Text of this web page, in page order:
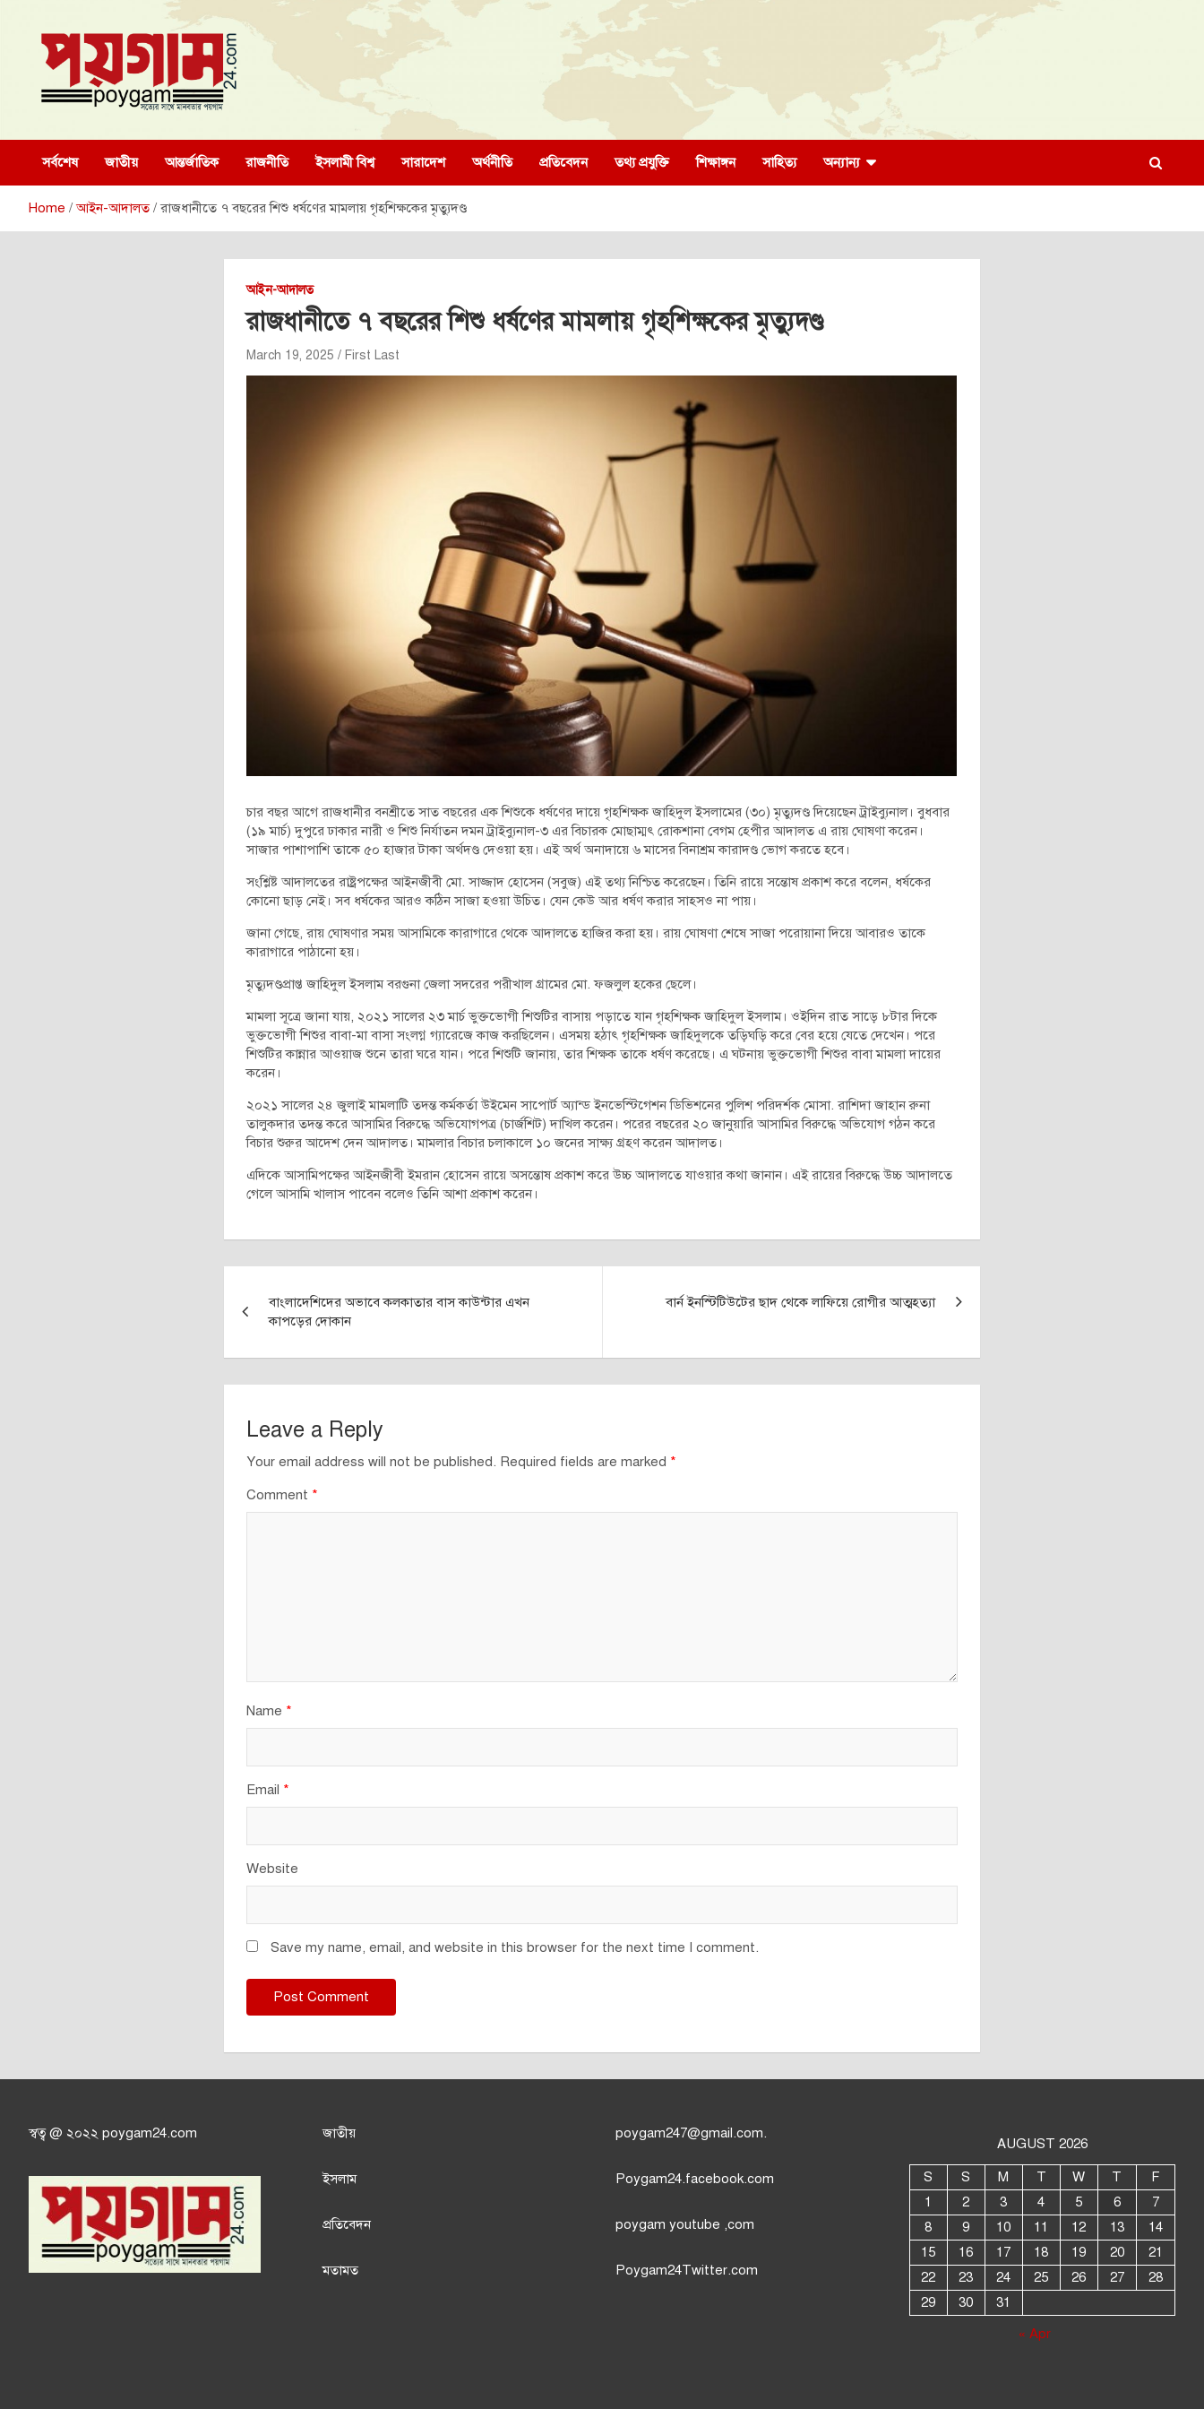
content
poygam24.com
সর্বশেষ জাতীয় আন্তর্জাতিক রাজনীতি ইসলামী বিশ্ব সারাদেশ অর্থনীতি প্রতিবেদন তথ্য প্রযুক্তি শিক্ষাঙ্গন সাহিত্য অন্যান্য
Home আইন-আদালত রাজধানীতে ৭ বছরের শিশু ধর্ষণের মামলায় গৃহশিক্ষকের মৃত্যুদণ্ড
আইন-আদালত
রাজধানীতে ৭ বছরের শিশু ধর্ষণের মামলায় গৃহশিক্ষকের মৃত্যুদণ্ড
March 19, 2025 First Last
চার বছর আগে রাজধানীর বনশ্রীতে সাত বছরের এক শিশুকে ধর্ষণের দায়ে গৃহশিক্ষক জাহিদুল ইসলামের (৩০) মৃত্যুদণ্ড দিয়েছেন ট্রাইব্যুনাল। বুধবার
(১৯ মার্চ) দুপুরে ঢাকার নারী ও শিশু নির্যাতন দমন ট্রাইব্যুনাল-৩ এর বিচারক মোছাম্মৎ রোকশানা বেগম হেপীর আদালত এ রায় ঘোষণা করেন।
সাজার পাশাপাশি তাকে ৫০ হাজার টাকা অর্থদণ্ড দেওয়া হয়। এই অর্থ অনাদায়ে ৬ মাসের বিনাশ্রম কারাদণ্ড ভোগ করতে হবে।
সংশ্লিষ্ট আদালতের রাষ্ট্রপক্ষের আইনজীবী মো. সাজ্জাদ হোসেন (সবুজ) এই তথ্য নিশ্চিত করেছেন। তিনি রায়ে সন্তোষ প্রকাশ করে বলেন, ধর্ষকের
কোনো ছাড় নেই। সব ধর্ষকের আরও কঠিন সাজা হওয়া উচিত। যেন কেউ আর ধর্ষণ করার সাহসও না পায়।
জানা গেছে, রায় ঘোষণার সময় আসামিকে কারাগারে থেকে আদালতে হাজির করা হয়। রায় ঘোষণা শেষে সাজা পরোয়ানা দিয়ে আবারও তাকে
কারাগারে পাঠানো হয়।
মৃত্যুদণ্ডপ্রাপ্ত জাহিদুল ইসলাম বরগুনা জেলা সদরের পরীখাল গ্রামের মো. ফজলুল হকের ছেলে।
মামলা সূত্রে জানা যায়, ২০২১ সালের ২৩ মার্চ ভুক্তভোগী শিশুটির বাসায় পড়াতে যান গৃহশিক্ষক জাহিদুল ইসলাম। ওইদিন রাত সাড়ে ৮টার দিকে
ভুক্তভোগী শিশুর বাবা-মা বাসা সংলগ্ন গ্যারেজে কাজ করছিলেন। এসময় হঠাৎ গৃহশিক্ষক জাহিদুলকে তড়িঘড়ি করে বের হয়ে যেতে দেখেন। পরে
শিশুটির কান্নার আওয়াজ শুনে তারা ঘরে যান। পরে শিশুটি জানায়, তার শিক্ষক তাকে ধর্ষণ করেছে। এ ঘটনায় ভুক্তভোগী শিশুর বাবা মামলা দায়ের
করেন।
২০২১ সালের ২৪ জুলাই মামলাটি তদন্ত কর্মকর্তা উইমেন সাপোর্ট অ্যান্ড ইনভেস্টিগেশন ডিভিশনের পুলিশ পরিদর্শক মোসা. রাশিদা জাহান রুনা
তালুকদার তদন্ত করে আসামির বিরুদ্ধে অভিযোগপত্র (চার্জশিট) দাখিল করেন। পরের বছরের ২০ জানুয়ারি আসামির বিরুদ্ধে অভিযোগ গঠন করে
বিচার শুরুর আদেশ দেন আদালত। মামলার বিচার চলাকালে ১০ জনের সাক্ষ্য গ্রহণ করেন আদালত।
এদিকে আসামিপক্ষের আইনজীবী ইমরান হোসেন রায়ে অসন্তোষ প্রকাশ করে উচ্চ আদালতে যাওয়ার কথা জানান। এই রায়ের বিরুদ্ধে উচ্চ আদালতে
গেলে আসামি খালাস পাবেন বলেও তিনি আশা প্রকাশ করেন।
navigation
বাংলাদেশিদের অভাবে কলকাতার বাস কাউন্টার এখন
কাপড়ের দোকান
বার্ন ইনস্টিটিউটের ছাদ থেকে লাফিয়ে রোগীর আত্মহত্যা
Leave a Reply
Your email address will not be published. Required fields are marked *
Comment *
Name *
Email *
Website
Save my name, email, and website in this browser for the next time I comment.
স্বত্ব @ ২০২২ poygam24.com জাতীয়
ইসলাম
প্রতিবেদন
মতামত
poygam247@gmail.com.
Poygam24.facebook.com
poygam youtube ,com
Poygam24Twitter.com
AUGUST 2026
S S M T W T
F
1
2 3 4 5 6
7
8
9 10 11 12 13
14
15
16 17 18 19 20
21
22
23 24 25 26 27
28
29
30
31
« Apr